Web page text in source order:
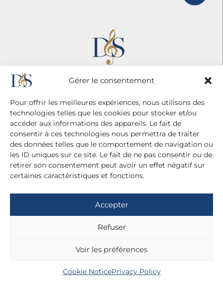
Gérer le consentement
Pour offrir les meilleures expériences, nous utilisons des
technologies telles que les cookies pour stocker et/ou
accéder aux informations des appareils. Le fait de
consentir à ces technologies nous permettra de traiter
des données telles que le comportement de navigation ou
les ID uniques sur ce site. Le fait de ne pas consentir ou de
retirer son consentement peut avoir un effet négatif sur
certaines caractéristiques et fonctions.
Accepter
Refuser
Voir les préférences
Cookie NoticePrivacy Policy
Agence Diane Du Saillant
20 cité Malesherbes - 75009 Paris
+ 33 (0)1 42 81 38 21
+ 33 (0)6 13 42 22 52
dianedusaillant@gmail.com
Legal Information
Privacy Policy